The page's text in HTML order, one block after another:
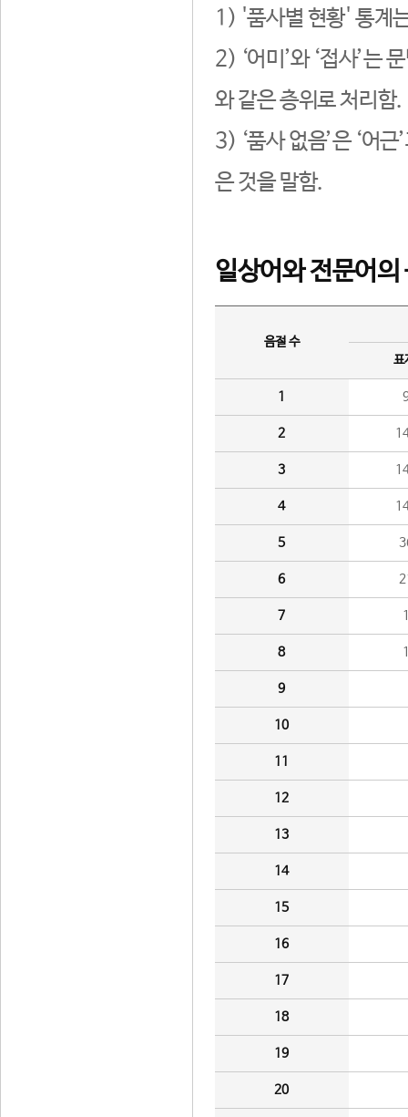
1) '품사별 현황' 통계
2) ‘어미’와 ‘접사’는
와 같은 층위로 처리함.
3) ‘품사 없음’은 ‘어
은 것을 말함.
일상어와 전문어의
음절 수
표
1
2
3
4
5
6
7
8
9
10
11
12
13
14
15
16
17
18
19
20